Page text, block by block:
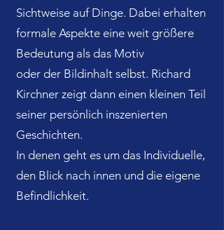
Sichtweise auf Dinge. Dabei erhalten
formale Aspekte eine weit größere
Bedeutung als das Motiv
oder der Bildinhalt selbst. Richard
Kirchner zeigt dann einen kleinen Teil
seiner persönlich inszenierten
Geschichten.
In denen geht es um das Individuelle,
den Blick nach innen und die eigene
Befindlichkeit.